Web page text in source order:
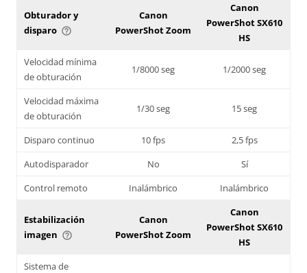
Obturador y
disparo help_outline
Canon
PowerShot Zoom
Canon
PowerShot SX610
HS
Velocidad mínima
de obturación
1/8000 seg 1/2000 seg
Velocidad máxima
de obturación
1/30 seg 15 seg
Disparo continuo 10 fps
2,5 fps
Autodisparador
No
Sí
Control remoto
Inalámbrico Inalámbrico
Estabilización
imagen help_outline
Canon
PowerShot Zoom
Canon
PowerShot SX610
HS
Sistema de